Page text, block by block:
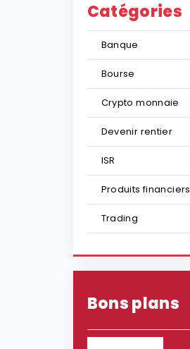
Catégories
Banque
Bourse
Crypto monnaie
Devenir rentier
ISR
Produits financiers
Trading
Bons plans